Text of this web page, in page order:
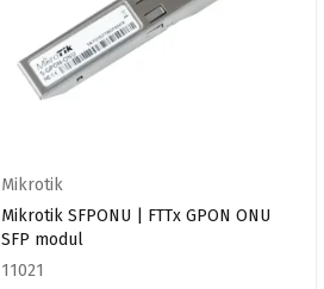
Mikrotik
Mikrotik SFPONU | FTTx GPON ONU
SFP modul
11021